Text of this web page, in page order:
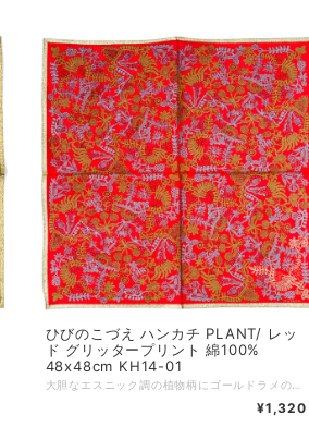
ひびのこづえ ハンカチ PLANT/ レッ
ド グリッタープリント 綿100%
48x48cm KH14-01
¥1,320